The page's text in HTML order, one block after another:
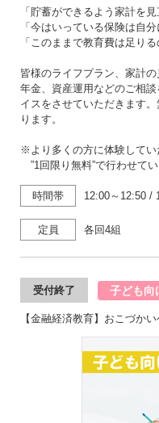
「貯蓄ができるよう家計を見
「今はいっている保険は自分
「このままで教育費は足りる
皆様のライフプラン、家計
年金、資産運用などのご相
イスをさせていただきます
ります。
※より多くの方に体験してい
”1回限り無料”で行わせてい
時間帯 12:00～12:50 /
定員 各回4組
受付終了 子ども向
【金融経済教育】おこづか